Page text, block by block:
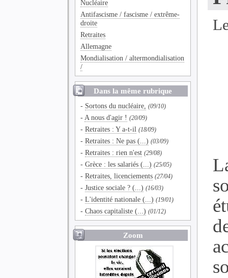
Nucléaire
Antifascisme / fascisme / extrême-
droite
Retraites
Allemagne
Mondialisation / altermondialisation
/
Dans la même rubrique
- Sortons du nucléaire, (09/10)
- A nous d'agir ! (20/09)
-Retraites : Y a-t-il (18/09)
-Retraites : Ne pas (...) (03/09)
-Retraites : rien n'est (29/08)
-Grèce : les salariés (...) (25/05)
-Retraites, licenciements (27/04)
-Justice sociale ? (...) (16/03)
-L'identité nationale (...) (19/01)
-Chaos capitaliste (...) (01/12)
Zoom